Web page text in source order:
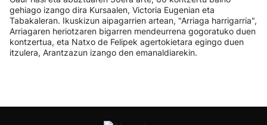
gehiago izango dira Kursaalen, Victoria Eugenian eta
Tabakaleran. Ikuskizun aipagarrien artean, "Arriaga harrigarria",
Arriagaren heriotzaren bigarren mendeurrena gogoratuko duen
kontzertua, eta Natxo de Felipek agertokietara egingo duen
itzulera, Arantzazun izango den emanaldiarekin.